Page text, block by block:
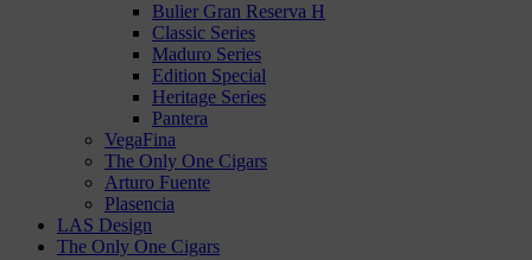
Bulier Gran Reserva H
Classic Series
Maduro Series
Edition Special
Heritage Series
Pantera
VegaFina
The Only One Cigars
Arturo Fuente
Plasencia
LAS Design
The Only One Cigars